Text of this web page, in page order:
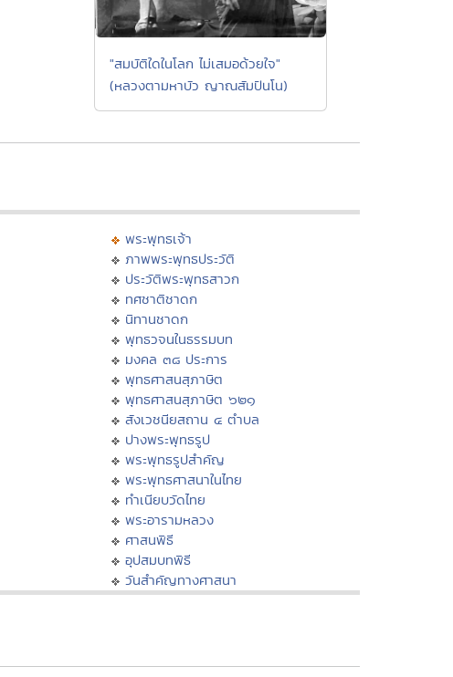
"สมบัติใดในโลก ไม่เสมอด้วยใจ"
(หลวงตามหาบัว ญาณสัมปันโน)
พระพุทธเจ้า
ภาพพระพุทธประวัติ
ประวัติพระพุทธสาวก
ทศชาติชาดก
นิทานชาดก
พุทธวจนในธรรมบท
มงคล ๓๘ ประการ
พุทธศาสนสุภาษิต
พุทธศาสนสุภาษิต ๖๒๑
สังเวชนียสถาน ๔ ตำบล
ปางพระพุทธรูป
พระพุทธรูปสำคัญ
พระพุทธศาสนาในไทย
ทำเนียบวัดไทย
พระอารามหลวง
ศาสนพิธี
อุปสมบทพิธี
วันสำคัญทางศาสนา